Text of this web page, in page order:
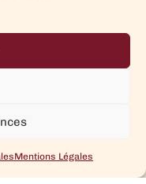
Mentions Légales